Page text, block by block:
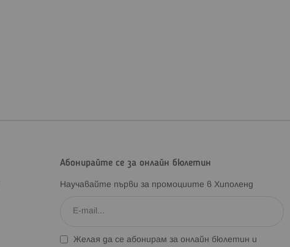
Абонирайте се за онлайн бюлетин
Научавайте първи за промоциите в Хиполенд
Желая да се абонирам за онлайн бюлетин и